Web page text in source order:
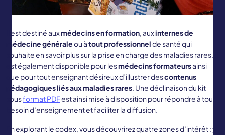
Il est destiné auxmédecins en formation, auxinternes de
médecine généraleou àtout professionnelde santé qui
souhaite en savoir plus sur la prise en charge des maladies rares. Il
est également disponible pour lesmédecins formateursainsi
que pour tout enseignant désireux d’illustrer descontenus
pédagogiques liés aux maladies rares. Une déclinaison du kit
sousformat PDFest ainsi mise à disposition pour répondre à tout
besoin d’enseignement et faciliter la diffusion.
En explorant le codex, vous découvrirez quatre zones d’intérêt :y